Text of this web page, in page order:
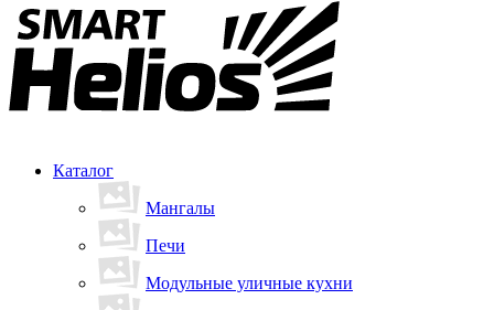
Каталог
Мангалы
Печи
Модульные уличные кухни